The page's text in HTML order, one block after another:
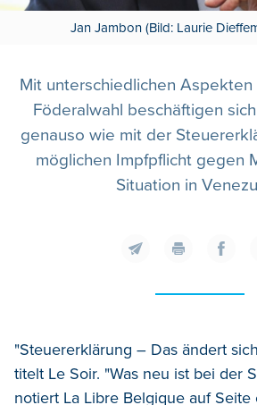
Jan Jambon (Bild: Laurie
Mit unterschiedlichen
Föderalwahl beschäftigen
genauso wie mit der
möglichen Impfpflicht gegen
Situation in
"Steuererklärung – Das ändert
titelt Le Soir. "Was neu ist bei der
notiert La Libre Belgique auf Seite